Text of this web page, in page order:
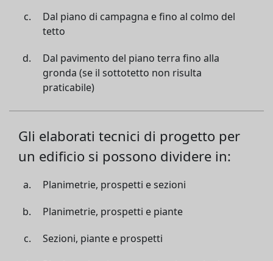
Dal piano di campagna e fino al colmo del
tetto
Dal pavimento del piano terra fino alla
gronda (se il sottotetto non risulta
praticabile)
Gli elaborati tecnici di progetto per
un edificio si possono dividere in:
Planimetrie, prospetti e sezioni
Planimetrie, prospetti e piante
Sezioni, piante e prospetti